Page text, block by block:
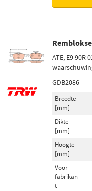
ATE, E9
GDB2086
Breedte
[mm]
Dikte
[mm]
Hoogte
[mm]
Voor
fabrikan
t